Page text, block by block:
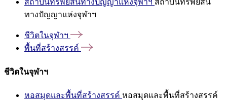
สถาบันทรัพย์สินทางปัญญาแห่งจุฬาฯ สถาบันทรัพย์สิน
ทางปัญญาแห่งจุฬาฯ
ชีวิตในจุฬาฯ
พื้นที่สร้างสรรค์
ชีวิตในจุฬาฯ
หอสมุดและพื้นที่สร้างสรรค์ หอสมุดและพื้นที่สร้างสรรค์